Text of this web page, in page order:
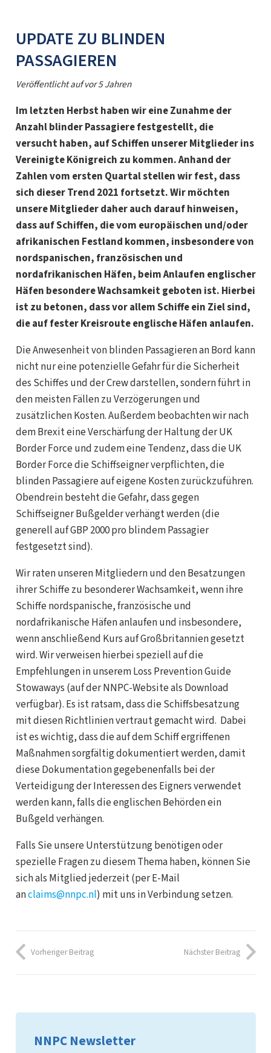
UPDATE ZU BLINDEN
PASSAGIEREN
Veröffentlicht aufvor 5 Jahren
Im letzten Herbst haben wir eine Zunahme der
Anzahl blinder Passagiere festgestellt, die
versucht haben, auf Schiffen unserer Mitglieder ins
Vereinigte Königreich zu kommen. Anhand der
Zahlen vom ersten Quartal stellen wir fest, dass
sich dieser Trend 2021 fortsetzt. Wir möchten
unsere Mitglieder daher auch darauf hinweisen,
dass auf Schiffen, die vom europäischen und/oder
afrikanischen Festland kommen, insbesondere von
nordspanischen, französischen und
nordafrikanischen Häfen, beim Anlaufen englischer
Häfen besondere Wachsamkeit geboten ist. Hierbei
ist zu betonen, dass vor allem Schiffe ein Ziel sind,
die auf fester Kreisroute englische Häfen anlaufen.
Die Anwesenheit von blinden Passagieren an Bord kann
nicht nur eine potenzielle Gefahr für die Sicherheit
des Schiffes und der Crew darstellen, sondern führt in
den meisten Fällen zu Verzögerungen und
zusätzlichen Kosten. Außerdem beobachten wir nach
dem Brexit eine Verschärfung der Haltung der UK
Border Force und zudem eine Tendenz, dass die UK
Border Force die Schiffseigner verpflichten, die
blinden Passagiere auf eigene Kosten zurückzuführen.
Obendrein besteht die Gefahr, dass gegen
Schiffseigner Bußgelder verhängt werden (die
generell auf GBP 2000 pro blindem Passagier
festgesetzt sind).
Wir raten unseren Mitgliedern und den Besatzungen
ihrer Schiffe zu besonderer Wachsamkeit, wenn ihre
Schiffe nordspanische, französische und
nordafrikanische Häfen anlaufen und insbesondere,
wenn anschließend Kurs auf Großbritannien gesetzt
wird. Wir verweisen hierbei speziell auf die
Empfehlungen in unserem Loss Prevention Guide
Stowaways (auf der NNPC-Website als Download
verfügbar). Es ist ratsam, dass die Schiffsbesatzung
mit diesen Richtlinien vertraut gemacht wird. Dabei
ist es wichtig, dass die auf dem Schiff ergriffenen
Maßnahmen sorgfältig dokumentiert werden, damit
diese Dokumentation gegebenenfalls bei der
Verteidigung der Interessen des Eigners verwendet
werden kann, falls die englischen Behörden ein
Bußgeld verhängen.
Falls Sie unsere Unterstützung benötigen oder
spezielle Fragen zu diesem Thema haben, können Sie
sich als Mitglied jederzeit (per E-Mail
anclaims@nnpc.nl) mit uns in Verbindung setzen.
Vorheriger Beitrag Nächster Beitrag
NNPC Newsletter